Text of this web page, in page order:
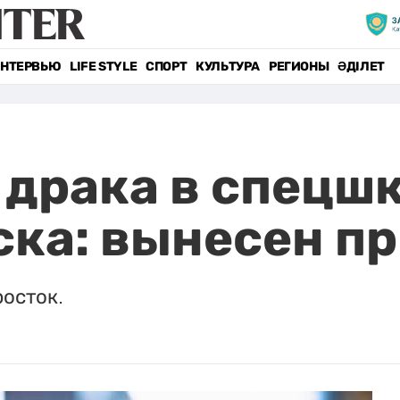
LIFE STYLE СПОРТ КУЛЬТУРА РЕГИОНЫ ӘДІЛЕТ
в
вынесен